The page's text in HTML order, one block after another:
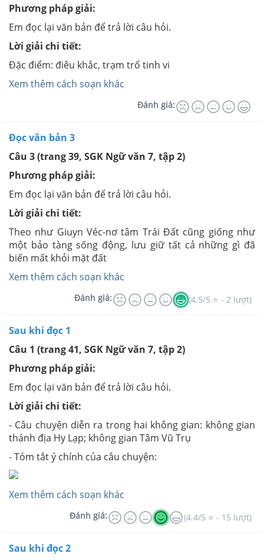
Phương pháp giải:
Em đọc lại văn bản để trả lời câu hỏi.
Lời giải chi tiết:
Đặc điểm: điêu khắc, trạm trổ tinh vi
Xem thêm cách soạn khác
Đánh giá:
Đọc văn bản 3
Câu 3(trang 39, SGK Ngữ văn 7, tập 2)
Phương pháp giải:
Em đọc lại văn bản để trả lời câu hỏi.
Lời giải chi tiết:
Theo như Giuyn Véc-nơ tâm Trái Đất cũng giống như
một bảo tàng sống động, lưu giữ tất cả những gì đã
biến mất khỏi mặt đất
Xem thêm cách soạn khác
Đánh giá: (4.5/5 ⭐ - 2 lượt)
Sau khi đọc 1
Câu 1 (trang 41, SGK Ngữ văn 7, tập 2)
Phương pháp giải:
Em đọc lại văn bản để trả lời câu hỏi.
Lời giải chi tiết:
- Câu chuyện diễn ra trong hai không gian: không gian
thánh địa Hy Lạp; không gian Tâm Vũ Trụ
- Tóm tắt ý chính của câu chuyện:
Xem thêm cách soạn khác
Đánh giá: (4.4/5 ⭐ - 15 lượt)
Sau khi đọc 2